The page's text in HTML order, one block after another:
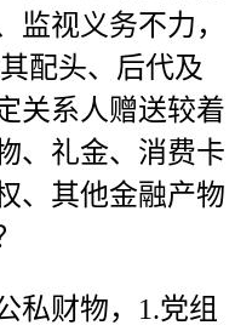
监视义务不力，
配头、后代及
关系人赠送较着
、礼金、消费卡
、其他金融产物
财物，1.党组